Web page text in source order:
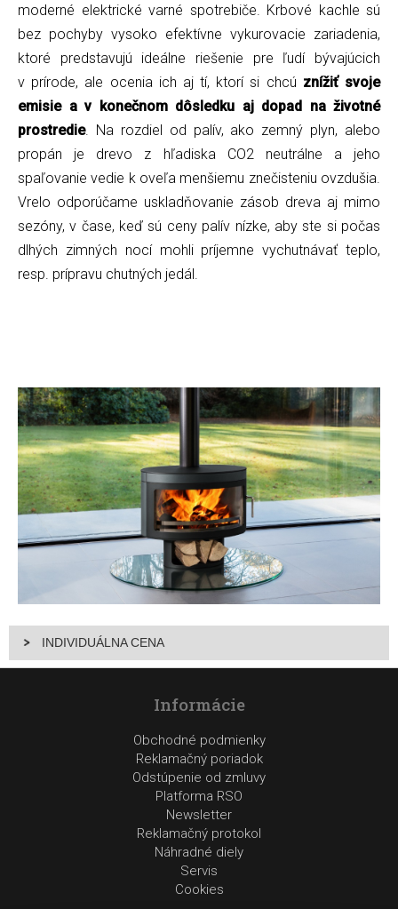
moderné elektrické varné spotrebiče. Krbové kachle sú
bez pochyby vysoko efektívne vykurovacie zariadenia,
ktoré predstavujú ideálne riešenie pre ľudí bývajúcich
v prírode, ale ocenia ich aj tí, ktorí si chcú znížiť svoje
emisie a v konečnom dôsledku aj dopad na životné
prostredie. Na rozdiel od palív, ako zemný plyn, alebo
propán je drevo z hľadiska CO2 neutrálne a jeho
spaľovanie vedie k oveľa menšiemu znečisteniu ovzdušia.
Vrelo odporúčame uskladňovanie zásob dreva aj mimo
sezóny, v čase, keď sú ceny palív nízke, aby ste si počas
dlhých zimných nocí mohli príjemne vychutnávať teplo,
resp. prípravu chutných jedál.
INDIVIDUÁLNA CENA
Informácie
Obchodné podmienky
Reklamačný poriadok
Odstúpenie od zmluvy
Platforma RSO
Newsletter
Reklamačný protokol
Náhradné diely
Servis
Cookies